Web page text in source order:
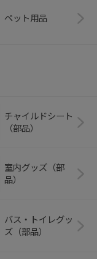
ペット用品
チャイルドシート
（部品）
室内グッズ（部
品）
バス・トイレグッ
ズ（部品）